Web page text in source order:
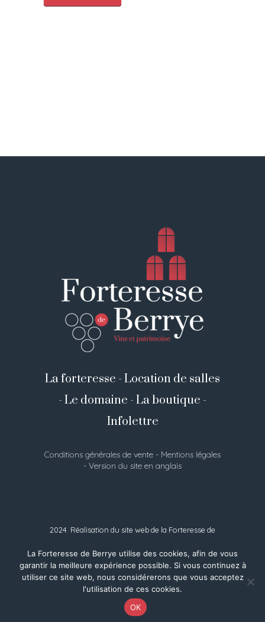
La forteresse - Location de salles
- Le domaine - La boutique -
Infolettre
Conditions générales de vente - Mentions légales
- Version du site en anglais
2024. Réalisation du site web de la Forteresse de
La Forteresse de Berrye utilise des cookies, afin de vous
garantir la meilleure expérience possible. Si vous continuez à
utiliser ce site web, nous considérerons que vous acceptez
l'utilisation de ces cookies.
OK